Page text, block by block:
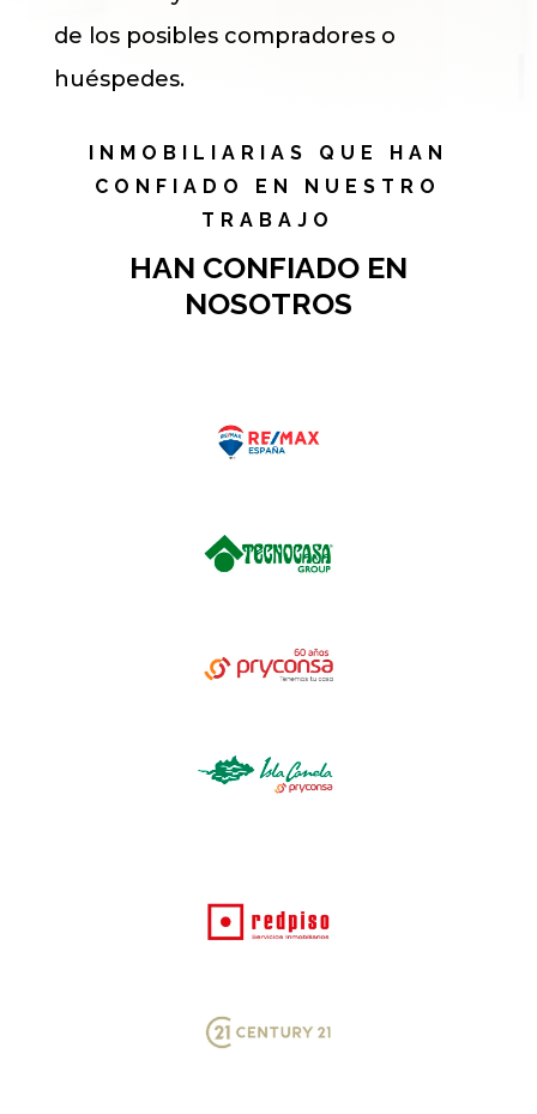
de los posibles compradores o
huéspedes.
INMOBILIARIAS QUE HAN
CONFIADO EN NUESTRO
TRABAJO
HAN CONFIADO EN
NOSOTROS